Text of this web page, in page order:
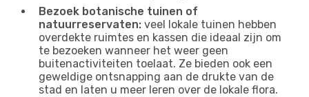
Bezoek botanische tuinen of
natuurreservaten: veel lokale tuinen hebben
overdekte ruimtes en kassen die ideaal zijn om
te bezoeken wanneer het weer geen
buitenactiviteiten toelaat. Ze bieden ook een
geweldige ontsnapping aan de drukte van de
stad en laten u meer leren over de lokale flora.